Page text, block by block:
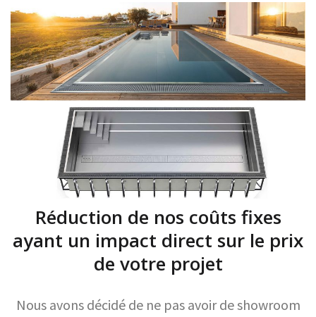
Réduction de nos coûts fixes
ayant un impact direct sur le prix
de votre projet
Nous avons décidé de ne pas avoir de showroom